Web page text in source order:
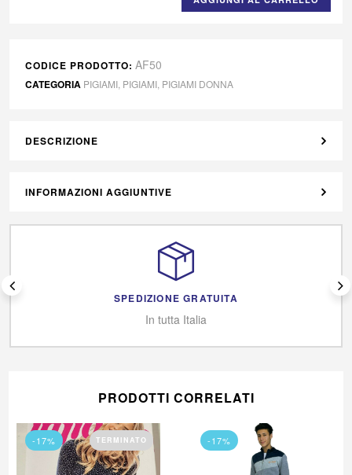
CODICE PRODOTTO: AF50
CATEGORIA PIGIAMI PIGIAMI PIGIAMI DONNA
DESCRIZIONE
INFORMAZIONI AGGIUNTIVE
SPEDIZIONE GRATUITA
In tutta Italia
PRODOTTI CORRELATI
-17% TERMINATO -17%